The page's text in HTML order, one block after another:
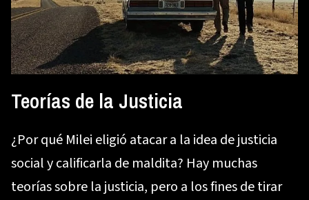
Teorías de la Justicia
¿Por qué Milei eligió atacar a la idea de justicia
social y calificarla de maldita? Hay muchas
teorías sobre la justicia, pero a los fines de tirar